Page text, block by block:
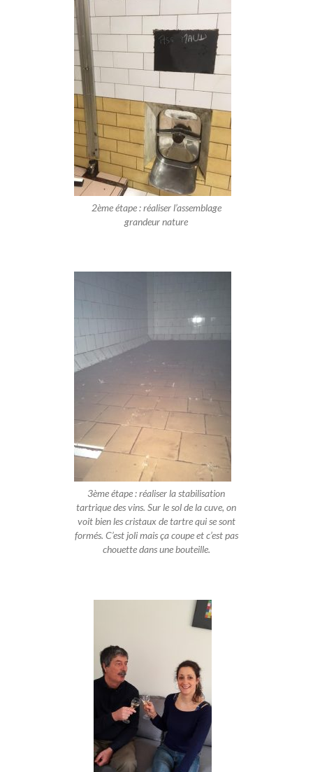
2ème étape : réaliser l’assemblage
grandeur nature
3ème étape : réaliser la stabilisation
tartrique des vins. Sur le sol de la cuve, on
voit bien les cristaux de tartre qui se sont
formés. C’est joli mais ça coupe et c’est pas
chouette dans une bouteille.